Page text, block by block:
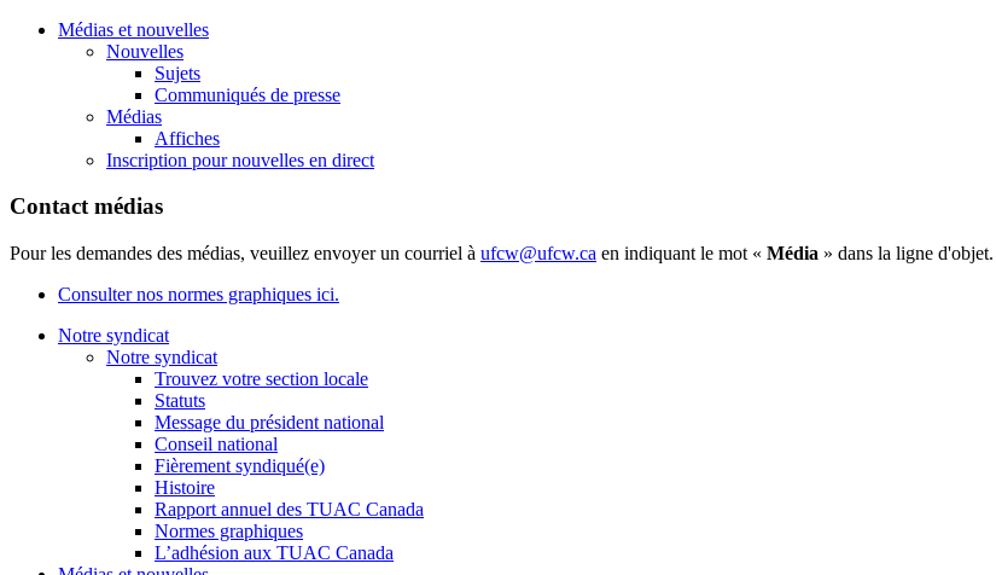
Médias et nouvelles
Nouvelles
Sujets
Communiqués de presse
Médias
Affiches
Inscription pour nouvelles en direct
Contact médias
Pour les demandes des médias, veuillez envoyer un courriel à ufcw@ufcw.ca en indiquant le mot « Média » dans la ligne d'objet.
Consulter nos normes graphiques ici.
Notre syndicat
Notre syndicat
Trouvez votre section locale
Statuts
Message du président national
Conseil national
Fièrement syndiqué(e)
Histoire
Rapport annuel des TUAC Canada
Normes graphiques
L’adhésion aux TUAC Canada